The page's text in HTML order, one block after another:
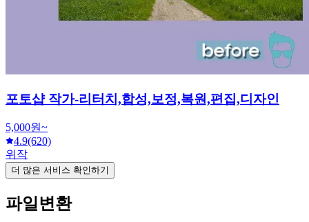
포토샵 작가-리터치,합성,보정,복원,편집,디자인
5,000원~
4.9(620)
위작
더 많은 서비스 확인하기
파일변환